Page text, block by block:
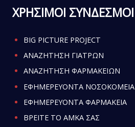
ΧΡΗΣΙΜΟΙ ΣΥΝΔΕΣΜΟΙ
BIG PICTURE PROJECT
ΑΝΑΖΗΤΗΣΗ ΓΙΑΤΡΩΝ
ΑΝΑΖΗΤΗΣΗ ΦΑΡΜΑΚΕΙΩΝ
ΕΦΗΜΕΡΕΥΟΝΤΑ ΝΟΣΟΚΟΜΕΙΑ
ΕΦΗΜΕΡΕΥΟΝΤΑ ΦΑΡΜΑΚΕΙΑ
ΒΡΕΙΤΕ ΤΟ ΑΜΚΑ ΣΑΣ